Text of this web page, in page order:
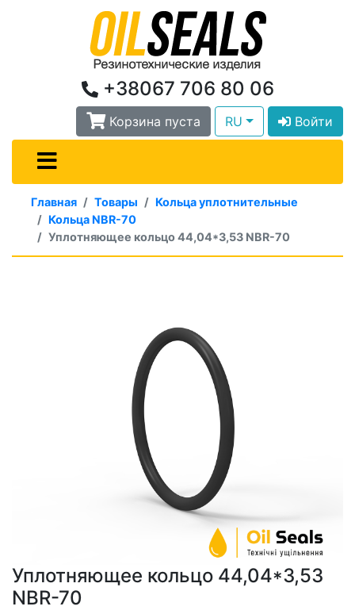
+38067 706 80 06
Корзина пуста RU Войти
Главная Товары
Кольца уплотнительные
Кольца NBR-70
Уплотняющее кольцо 44,04*3,53 NBR-70
Уплотняющее кольцо 44,04*3,53
NBR-70